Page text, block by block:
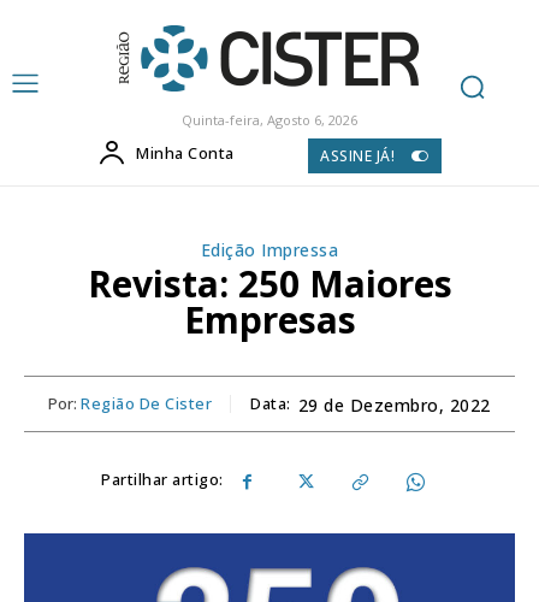
Quinta-feira, Agosto 6, 2026
Minha Conta ASSINE JÁ!
Edição Impressa
Revista: 250 Maiores
Empresas
Por: Região De Cister Data: 29 de Dezembro, 2022
Partilhar artigo: